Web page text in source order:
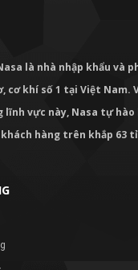
là nhà nhập khẩu và
cơ khí số 1 tại Việt Nam.
lĩnh vực này, Nasa tự
hàng trên khắp 63